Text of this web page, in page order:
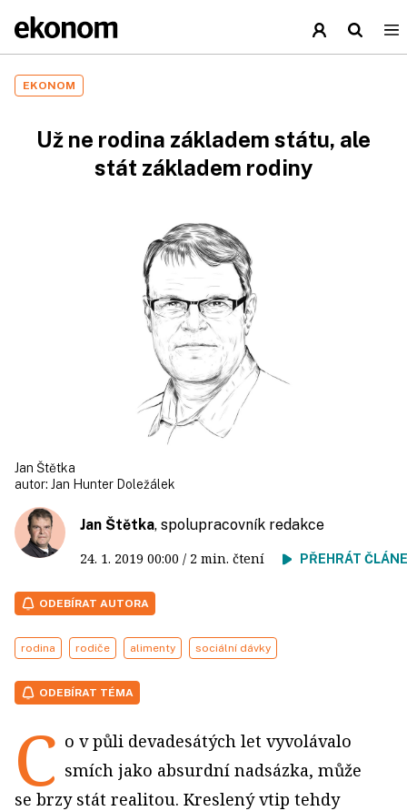
EKONOM
Už ne rodina základem státu, ale
stát základem rodiny
Jan Štětka
autor: Jan Hunter Doležálek
Jan Štětka, spolupracovník redakce
24. 1. 2019 00:00 / 2 min. čtení PŘEHRÁT
ODEBÍRAT AUTORA
rodina rodiče alimenty sociální dávky
ODEBÍRAT TÉMA
C o v půli devadesátých let vyvolávalo
smích jako absurdní nadsázka, může
se brzy stát realitou. Kreslený vtip tehdy